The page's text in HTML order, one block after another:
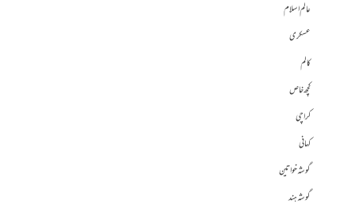
عالم اسلام
عسکری
کالم
کچھ خاص
کراچی
کہانی
گوشہ خواتین
گوشہ ہند